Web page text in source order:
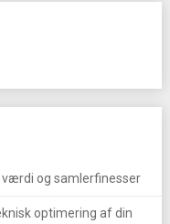
og samlerfinesser
optimering af din